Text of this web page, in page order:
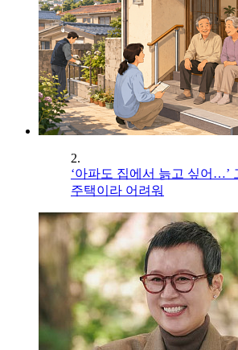
2.
‘아파도 집에서 늙고 싶어…’
주택이라 어려워